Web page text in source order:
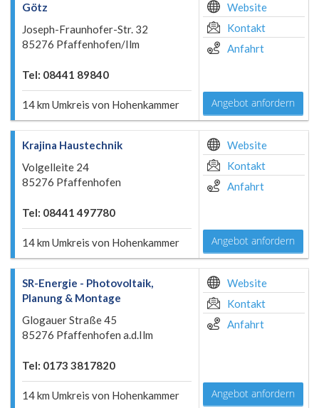
Götz
Joseph-Fraunhofer-Str. 32
85276 Pfaffenhofen/Ilm
Tel: 08441 89840
14 km Umkreis von Hohenkammer
Website
Kontakt
Anfahrt
Angebot anfordern
Krajina Haustechnik
Volgelleite 24
85276 Pfaffenhofen
Tel: 08441 497780
14 km Umkreis von Hohenkammer
Website
Kontakt
Anfahrt
Angebot anfordern
SR-Energie - Photovoltaik,
Planung & Montage
Glogauer Straße 45
85276 Pfaffenhofen a.d.Ilm
Tel: 0173 3817820
14 km Umkreis von Hohenkammer
Website
Kontakt
Anfahrt
Angebot anfordern